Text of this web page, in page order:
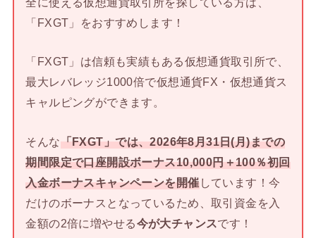
「FXGT」をおすすめします！
「FXGT」は信頼も実績もある仮想通貨取引所で、
最大レバレッジ1000倍で仮想通貨FX・仮想通貨ス
キャルピングができます。
そんな「FXGT」では、2026年8月31日(月)までの
期間限定で口座開設ボーナス10,000円＋100％初回
入金ボーナスキャンペーンを開催しています！今
だけのボーナスとなっているため、取引資金を入
金額の2倍に増やせる今が大チャンスです！